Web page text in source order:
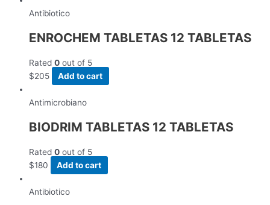
Antibiotico
ENROCHEM TABLETAS 12 TABLETAS
Rated 0 out of 5
$205 Add to cart
Antimicrobiano
BIODRIM TABLETAS 12 TABLETAS
Rated 0 out of 5
$180 Add to cart
Antibiotico